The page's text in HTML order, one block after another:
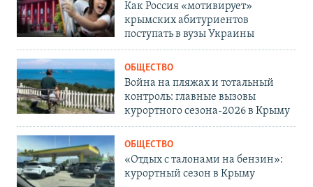
Как Россия «мотивирует»
крымских абитуриентов
поступать в вузы Украины
ОБЩЕСТВО
Война на пляжах и тотальный
контроль: главные вызовы
курортного сезона-2026 в Крыму
ОБЩЕСТВО
«Отдых с талонами на бензин»:
курортный сезон в Крыму